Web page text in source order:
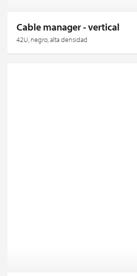
Cable manager - vertical
42U, negro, alta densidad